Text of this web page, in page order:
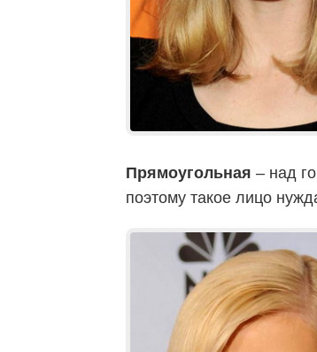
Прямоугольная – над
поэтому такое лицо